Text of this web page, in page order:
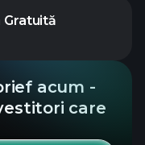
Gratuită
acum -
care